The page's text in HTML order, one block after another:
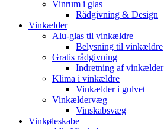
Vinrum i glas
Rådgivning & Design
Vinkælder
Alu-glas til vinkældre
Belysning til vinkældre
Gratis rådgivning
Indretning af vinkælder
Klima i vinkældre
Vinkælder i gulvet
Vinkældervæg
Vinskabsvæg
Vinkøleskabe